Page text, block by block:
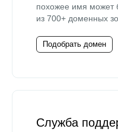
похожее имя может
из 700+ доменных
Подобрать домен
Служба